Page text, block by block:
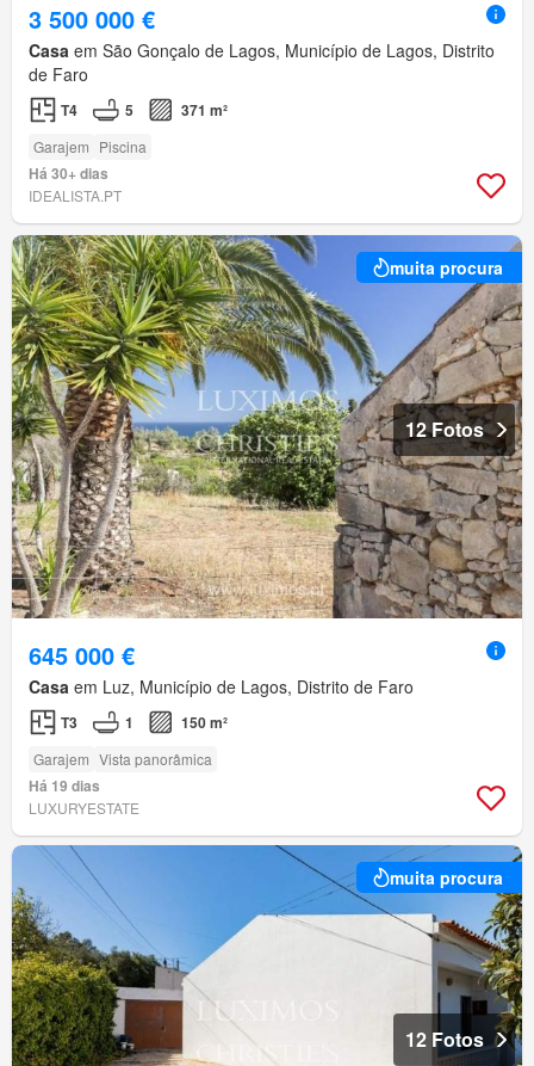
3 500 000 €
Casa em São Gonçalo de Lagos, Município de Lagos, Distrito
de Faro
T4 5 371 m²
Garajem Piscina
Há 30+ dias
IDEALISTA.PT
muita procura
12 Fotos
645 000 €
Casa em Luz, Município de Lagos, Distrito de Faro
T3 1 150 m²
Garajem Vista panorâmica
Há 19 dias
LUXURYESTATE
muita procura
12 Fotos